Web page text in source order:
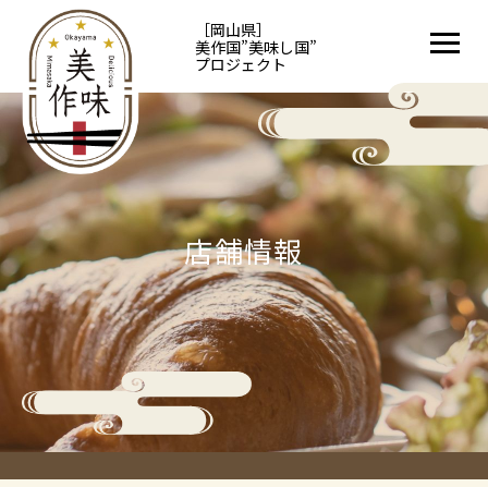
［岡山県］
美作国”美味し国”
プロジェクト
店舗情報